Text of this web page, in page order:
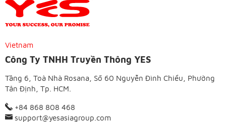
Vietnam
Công Ty TNHH Truyền Thông YES
Tầng 6, Toà Nhà Rosana, Số 60 Nguyễn Đình Chiểu, Phường
Tân Định, Tp. HCM.
+84 868 808 468
support@yesasiagroup.com